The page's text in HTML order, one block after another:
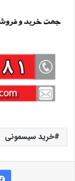
خرید سیسمونی